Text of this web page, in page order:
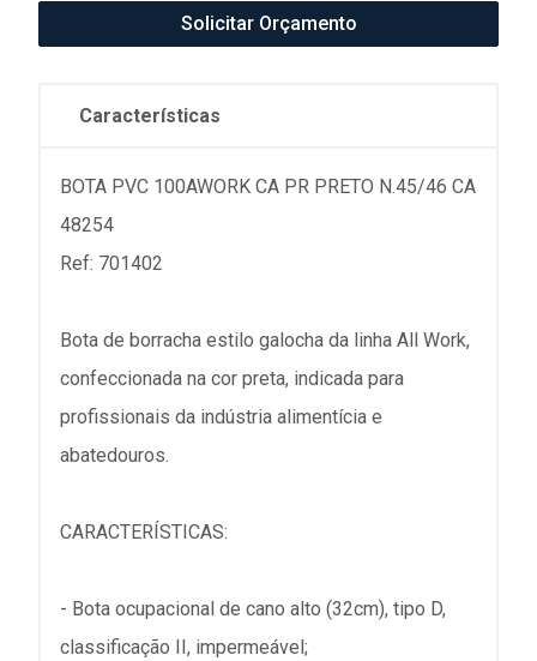
Solicitar Orçamento
Características
BOTA PVC 100AWORK CA PR PRETO N.45/46 CA
48254
Ref: 701402
Bota de borracha estilo galocha da linha All Work,
confeccionada na cor preta, indicada para
profissionais da indústria alimentícia e
abatedouros.
CARACTERÍSTICAS:
- Bota ocupacional de cano alto (32cm), tipo D,
classificação II, impermeável;